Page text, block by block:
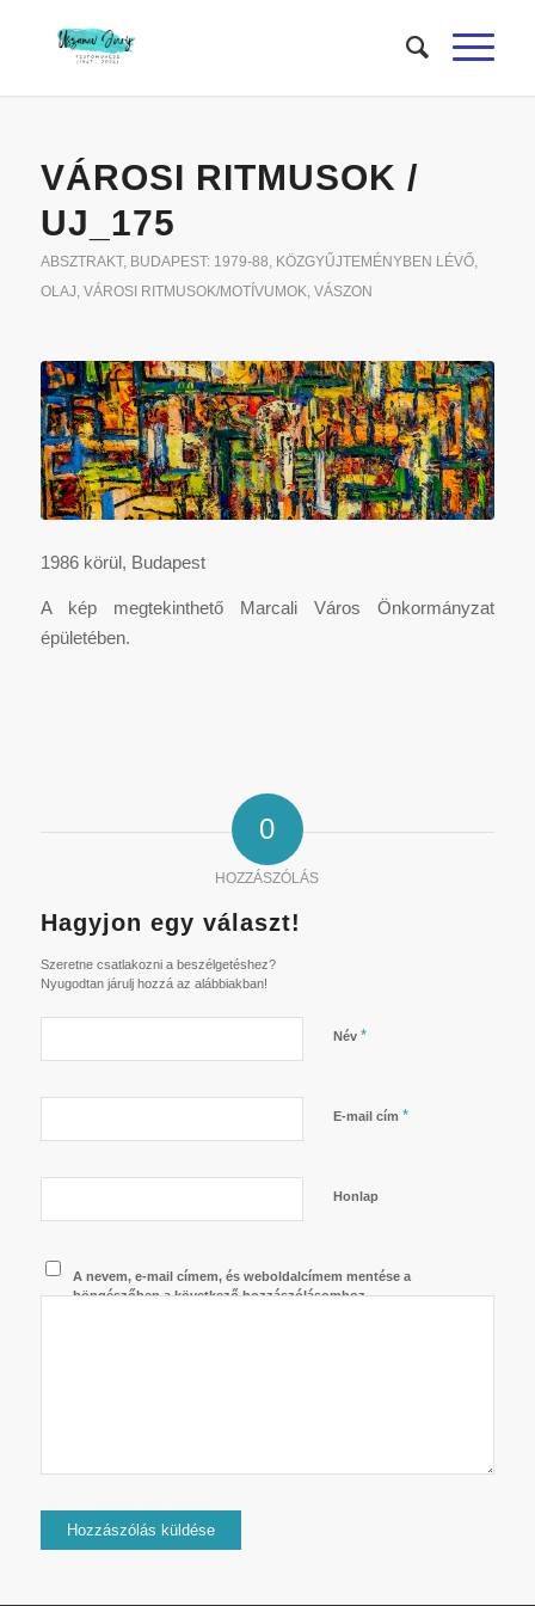
VÁROSI RITMUSOK /
UJ_175
ABSZTRAKT, BUDAPEST: 1979-88, KÖZGYŰJTEMÉNYBEN LÉVŐ,
OLAJ, VÁROSI RITMUSOK/MOTÍVUMOK, VÁSZON
1986 körül, Budapest
A kép megtekinthető Marcali Város Önkormányzat
épületében.
0
HOZZÁSZÓLÁS
Hagyjon egy választ!
Szeretne csatlakozni a beszélgetéshez?
Nyugodtan járulj hozzá az alábbiakban!
Név *
E-mail cím *
Honlap
A nevem, e-mail címem, és weboldalcímem mentése a
böngészőben a következő hozzászólásomhoz.